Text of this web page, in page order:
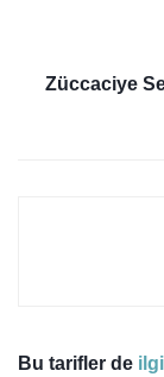
Züccaciye
Bu tarifler de